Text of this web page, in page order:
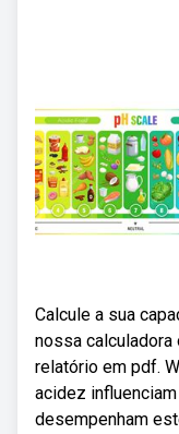
Calcule a sua
nossa calculadora
relatório em pdf.
acidez
desempenham